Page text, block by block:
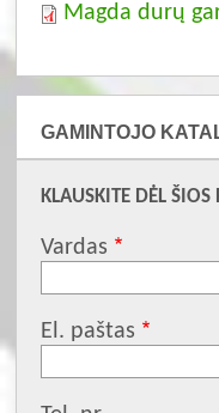
Magda durų
GAMINTOJO
KLAUSKITE DĖL ŠIOS
Vardas
El. paštas